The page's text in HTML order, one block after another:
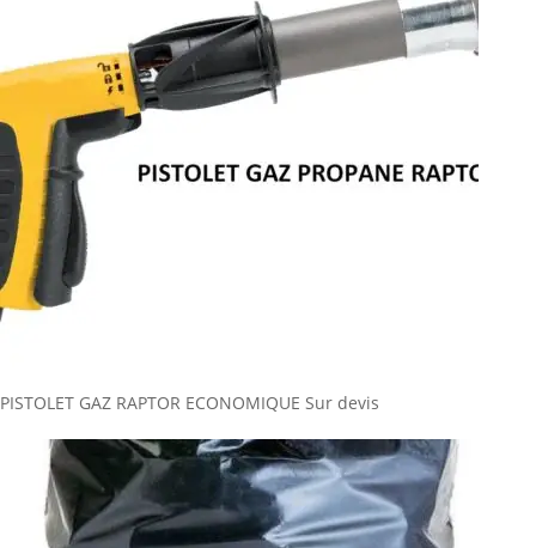
PISTOLET GAZ RAPTOR ECONOMIQUE Sur devis